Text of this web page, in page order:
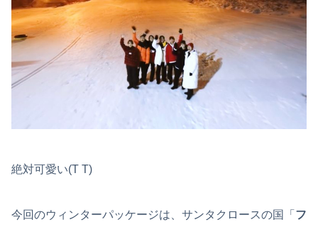
絶対可愛い(T T)
今回のウィンターパッケージは、サンタクロースの国「 フ